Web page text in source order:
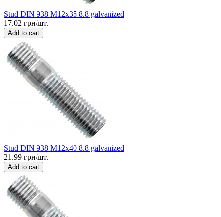
Stud DIN 938 M12x35 8.8 galvanized
17.02 грн/шт.
Add to cart
Stud DIN 938 M12x40 8.8 galvanized
21.99 грн/шт.
Add to cart